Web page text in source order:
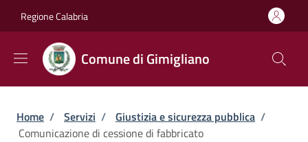
Regione Calabria
Comune di Gimigliano
Briciole di pane
Home / Servizi / Giustizia e sicurezza pubblica /
Comunicazione di cessione di fabbricato